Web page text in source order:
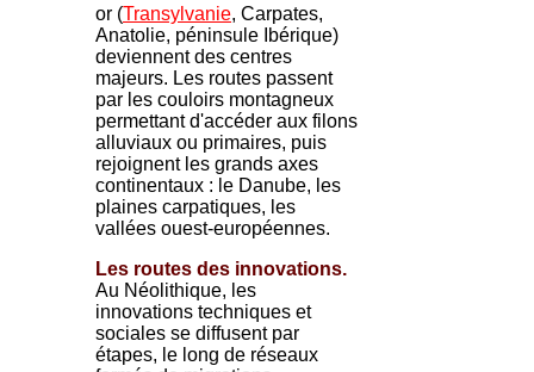
or (Transylvanie, Carpates,
Anatolie, péninsule Ibérique)
deviennent des centres
majeurs. Les routes passent
par les couloirs montagneux
permettant d'accéder aux filons
alluviaux ou primaires, puis
rejoignent les grands axes
continentaux : le Danube, les
plaines carpatiques, les
vallées ouest-européennes.
Les routes des innovations.
Au Néolithique, les
innovations techniques et
sociales se diffusent par
étapes, le long de réseaux